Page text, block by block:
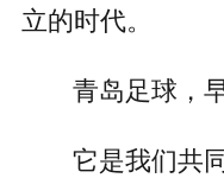
立的时代。
青岛足球，
它是我们共